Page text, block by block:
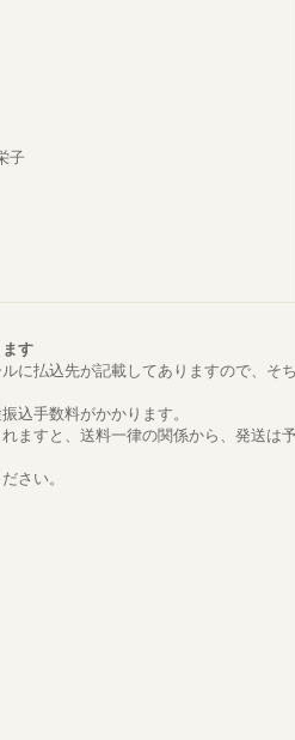
子
す
に払込先が記載してありますので、そ
込手数料がかかります。
ますと、送料一律の関係から、発送は
さい。